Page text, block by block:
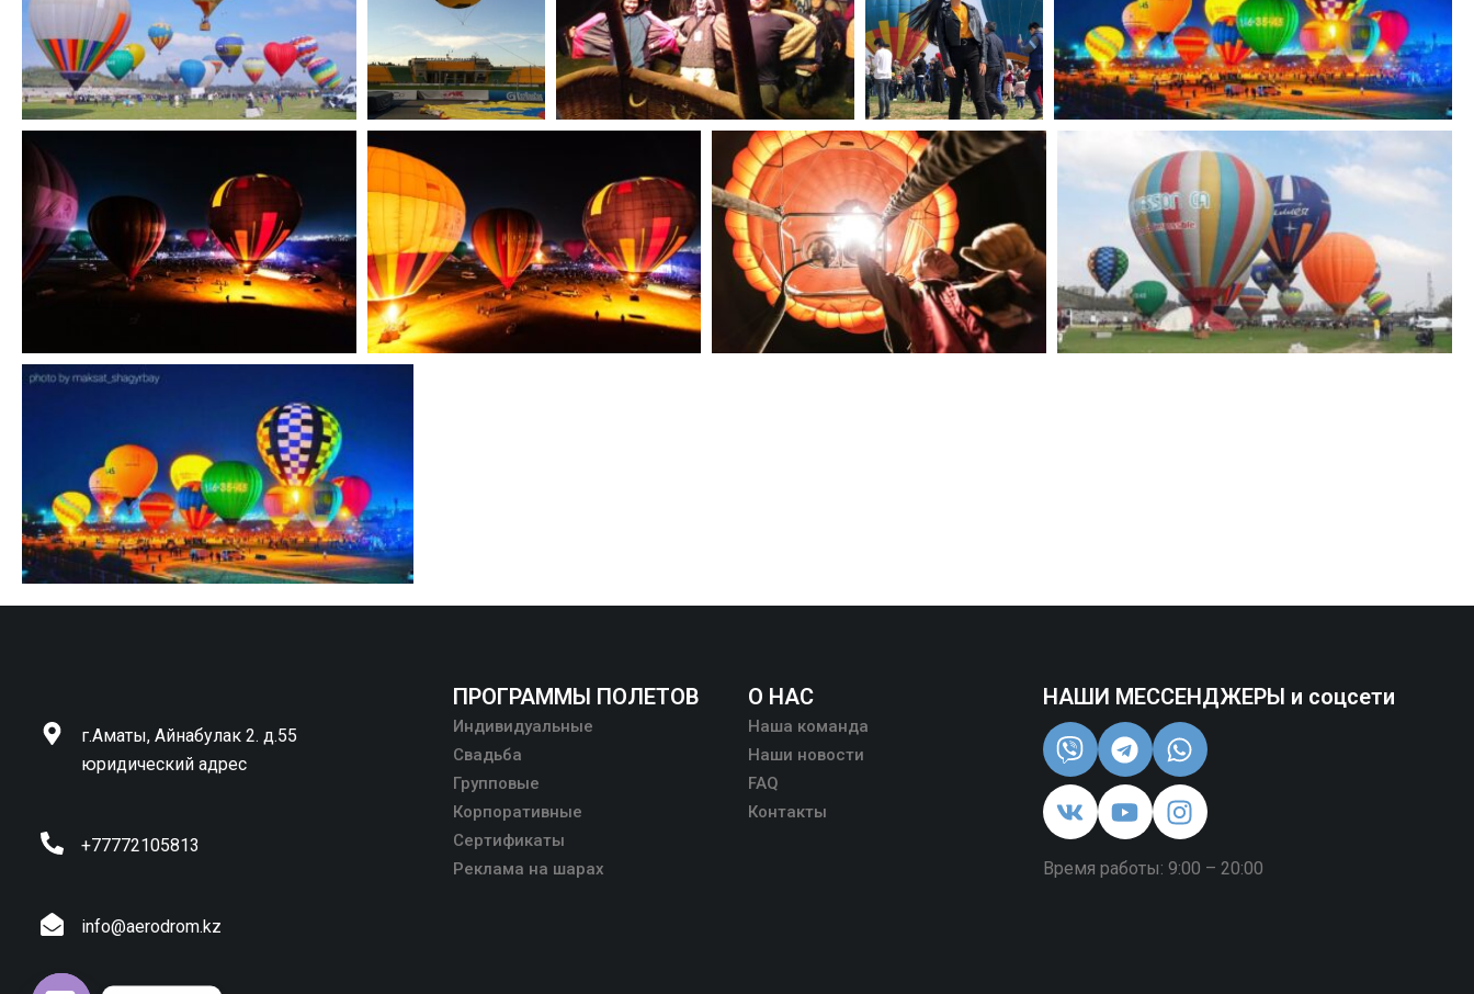
г.Аматы, Айнабулак 2. д.55
юридический адрес
+77772105813
info@aerodrom.kz
ПРОГРАММЫ ПОЛЕТОВ
Индивидуальные
Свадьба
Групповые
Корпоративные
Сертификаты
Реклама на шарах
О НАС
Наша команда
Наши новости
FAQ
Контакты
НАШИ МЕССЕНДЖЕРЫ и соцсети
Время работы: 9:00 – 20:00